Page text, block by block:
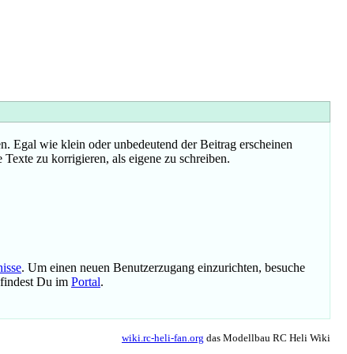
Egal wie klein oder unbedeutend der Beitrag erscheinen
zu korrigieren, als eigene zu schreiben.
. Um einen neuen Benutzerzugang einzurichten, besuche
Du im Portal.
wiki.rc-heli-fan.org das Modellbau RC Heli Wiki